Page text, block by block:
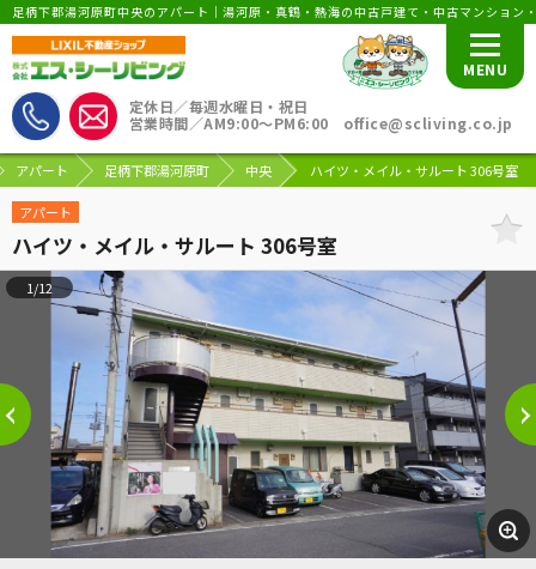
足柄下郡湯河原町中央のアパート｜湯河原・真鶴・熱海の中古戸建て・中古マンショ
定休日／毎週水曜日・祝日
営業時間／AM9:00〜PM6:00 office@scliving.co.jp
MENU
アパート 足柄下郡湯河原町 中央 ハイツ・メイル・サルート 306号室
アパート
ハイツ・メイル・サルート 306号室
1/12